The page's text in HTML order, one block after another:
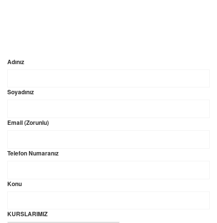
Adınız
Soyadınız
Email (Zorunlu)
Telefon Numaranız
Konu
KURSLARIMIZ